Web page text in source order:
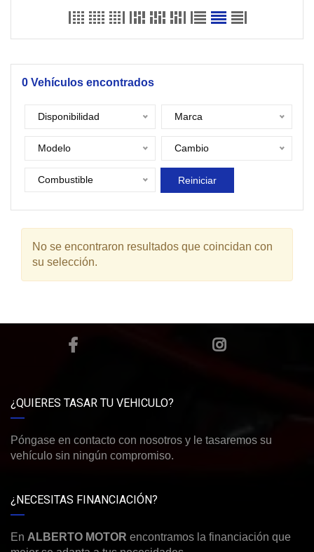
0 Vehículos encontrados
Disponibilidad Marca
Modelo Cambio
Combustible Reiniciar
No se encontraron resultados que coincidan con
su selección.
¿QUIERES TASAR TU VEHICULO?
Póngase en contacto con nosotros y le tasaremos su
vehículo sin ningún compromiso.
¿NECESITAS FINANCIACIÓN?
En ALBERTO MOTOR encontramos la financiación que